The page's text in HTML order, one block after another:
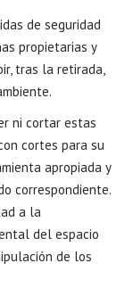
de seguridad
propietarias y
tras la retirada,
ni cortar estas
cortes para su
apropiada y
correspondiente.
a la
del espacio
de los